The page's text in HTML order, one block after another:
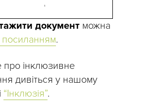
документ можна
.
про інклюзивне
дивіться у нашому
“Інклюзія”.